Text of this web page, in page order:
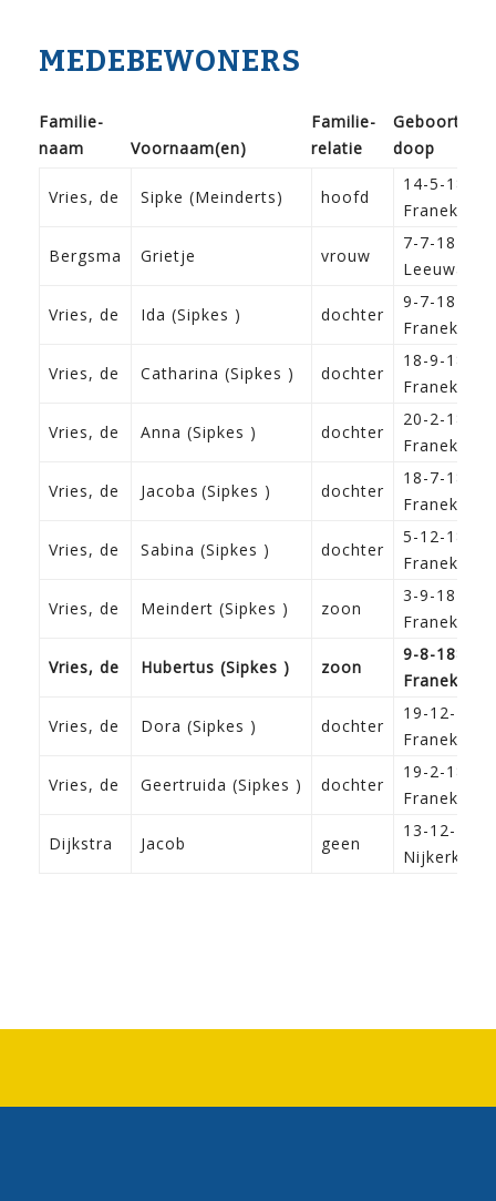
MEDEBEWONERS
Familie­
naam
Voor­naam(en)
Familie­
relatie
Geboorte /
doop
Vries, de Sipke (Meinderts) hoofd
14-5-1842
Franeker
Bergsma Grietje vrouw
7-7-1841
Vries, de Ida (Sipkes ) dochter
9-7-1871
Franeker
Vries, de Catharina (Sipkes ) dochter
18-9-1873
Franeker
Vries, de Anna (Sipkes ) dochter
20-2-1875
Franeker
Vries, de Jacoba (Sipkes ) dochter
18-7-1876
Franeker
Vries, de Sabina (Sipkes ) dochter
5-12-1877
Franeker
Vries, de Meindert (Sipkes ) zoon
3-9-1879
Franeker
Vries, de Hubertus (Sipkes ) zoon
9-8-1883
Franeker
Vries, de Dora (Sipkes ) dochter
19-12-1884
Franeker
Vries, de Geertruida (Sipkes ) dochter
19-2-1886
Franeker
Dijkstra Jacob geen
13-12-1835
Nijkerk